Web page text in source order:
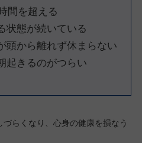
間を超える
状態が続いている
頭から離れず休まらない
起きるのがつらい
らくなり、心身の健康を損なう